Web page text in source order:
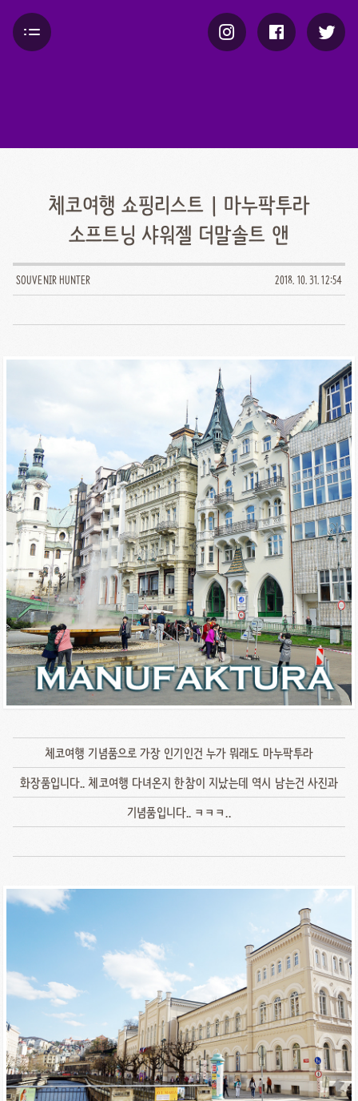
체코여행 쇼핑리스트 | 마누팍투라
소프트닝 샤워젤 더말솔트 앤
로즈엑스트랙트
SOUVENIR HUNTER 2018. 10. 31. 12:54
체코여행 기념품으로 가장 인기인건 누가 뭐래도 마누팍투라
화장품입니다.. 체코여행 다녀온지 한참이 지났는데 역시 남는건 사진과
기념품입니다.. ㅋㅋㅋ..